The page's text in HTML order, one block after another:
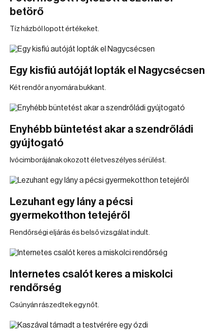
betörő
Tíz házból lopott értékeket.
Egy kisfiú autóját lopták el Nagycsécsen
Két rendőr a nyomára bukkant.
Enyhébb büntetést akar a szendrőládi
gyújtogató
Ivócimborájának okozott életveszélyes sérülést.
Lezuhant egy lány a pécsi
gyermekotthon tetejéről
Rendőrségi eljárás és belső vizsgálat indult.
Internetes csalót keres a miskolci
rendőrség
Csúnyán rászedtek egy nőt.